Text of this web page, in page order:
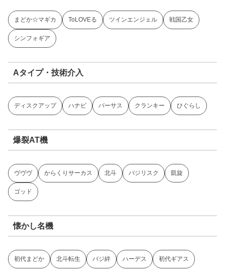
まどか☆マギカ ToLOVEる ツインエンジェル 戦国乙女
シンフォギア
Aタイプ・技術介入
ディスクアップ ハナビ バーサス クランキー ひぐらし
爆裂AT機
ヴヴヴ からくりサーカス 北斗 バジリスク 凱旋
ゴッド
懐かし名機
初代まどか 北斗転生 バジ絆 ハーデス 初代ギアス